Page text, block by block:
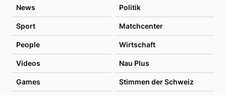
News Politik
Sport Matchcenter
People Wirtschaft
Videos Nau Plus
Games Stimmen der Schweiz